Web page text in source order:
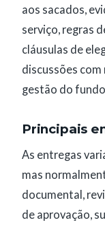
aos sacados,
serviço, regras
cláusulas de
discussões com
gestão do
Principais
As entregas
mas
documental,
de aprovação,